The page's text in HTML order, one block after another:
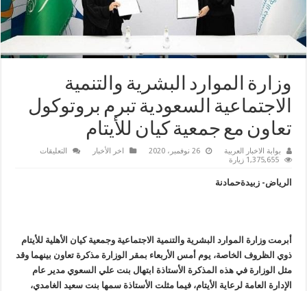
وزارة الموارد البشرية والتنمية
الاجتماعية السعودية تبرم بروتوكول
تعاون مع جمعية كيان للأيتام
بوابة الاخبار العربية 26 نوفمبر، 2020 اخر الأخبار التعليقات
مع
جمعية
كيان
للأيتام
مغلقة
1,375,655 زيارة
الرياض- زبيدةحمادنة
أبرمت وزارة الموارد البشرية والتنمية الاجتماعية وجمعية كيان الأهلية للأيتام
ذوي الظروف الخاصة، يوم أمس الأربعاء بمقر الوزارة مذكرة تعاون بينهما وقد
مثل الوزارة في هذه المذكرة الأستاذة ابتهال بنت علي السعوي مدير عام
الإدارة العامة لرعاية الأيتام، فيما مثلت الأستاذة سمها بنت سعيد الغامدي،